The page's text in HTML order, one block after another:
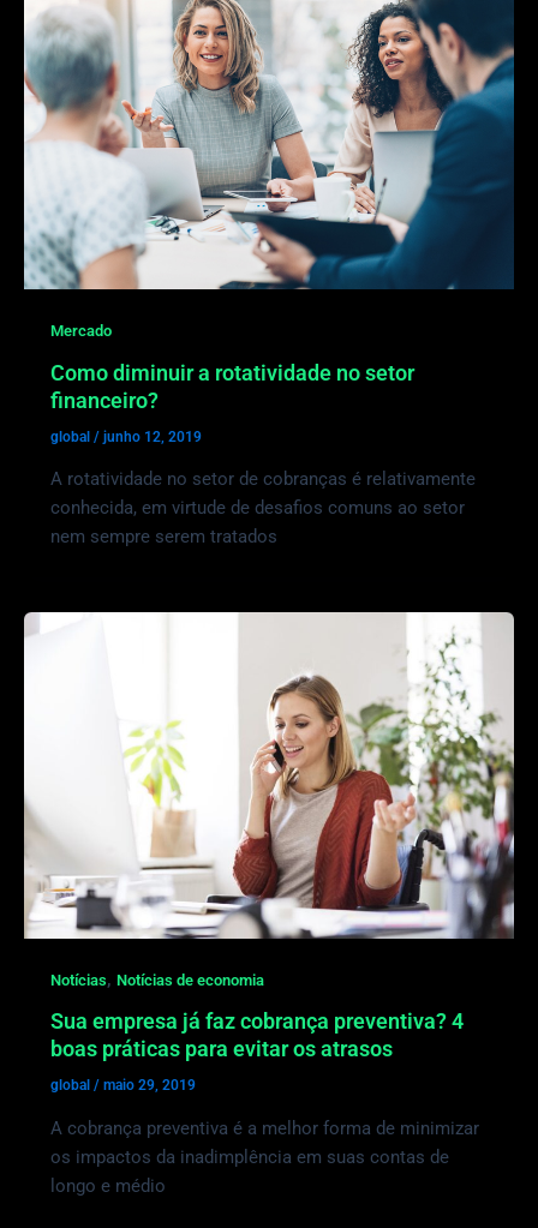
Mercado
Como diminuir a rotatividade no setor
financeiro?
global / junho 12, 2019
A rotatividade no setor de cobranças é relativamente
conhecida, em virtude de desafios comuns ao setor
nem sempre serem tratados
Notícias, Notícias de economia
Sua empresa já faz cobrança preventiva? 4
boas práticas para evitar os atrasos
global / maio 29, 2019
A cobrança preventiva é a melhor forma de minimizar
os impactos da inadimplência em suas contas de
longo e médio